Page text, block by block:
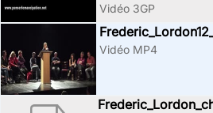
Vidéo 3GP
Vidéo MP4